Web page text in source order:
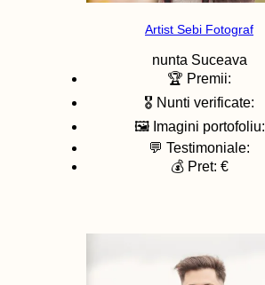
Artist Sebi Fotograf
nunta Suceava
🏆 Premii:
🎖️ Nunti verificate:
🖼️ Imagini portofoliu:
💬 Testimoniale:
💰 Pret: €